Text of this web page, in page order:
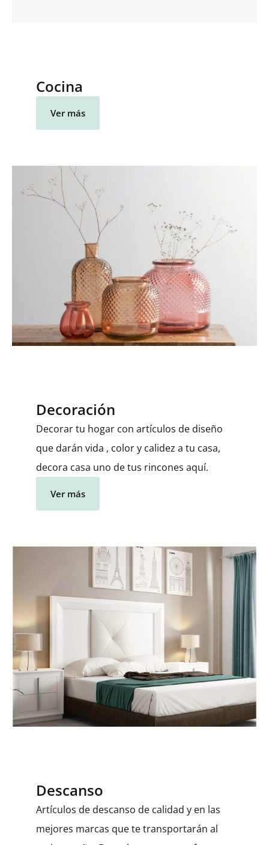
Cocina
Ver más
Decoración
Decorar tu hogar con artículos de diseño
que darán vida , color y calidez a tu casa,
decora casa uno de tus rincones aquí.
Ver más
Descanso
Artículos de descanso de calidad y en las
mejores marcas que te transportarán al